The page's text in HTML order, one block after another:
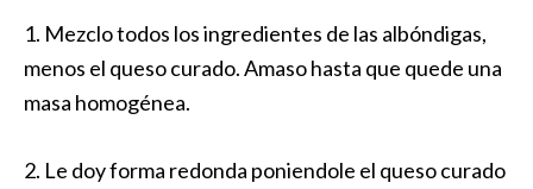
1. Mezclo todos los ingredientes de las albóndigas,
menos el queso curado. Amaso hasta que quede una
masa homogénea.
2. Le doy forma redonda poniendole el queso curado